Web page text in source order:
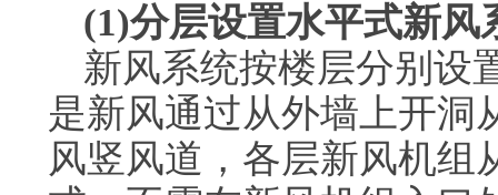
(1)分层设置水平式新风
新风系统按楼层分别设
是新风通过从外墙上开洞
风竖风道，各层新风机组